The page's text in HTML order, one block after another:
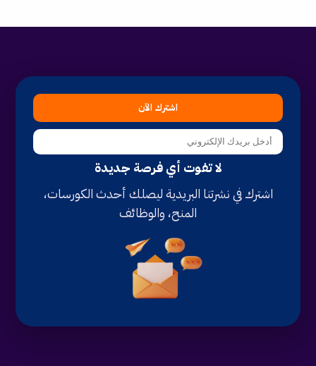
اشترك الآن
لا تفوت أي فرصة جديدة
اشترك في نشرتنا البريدية ليصلك أحدث الكورسات،
المنح، والوظائف